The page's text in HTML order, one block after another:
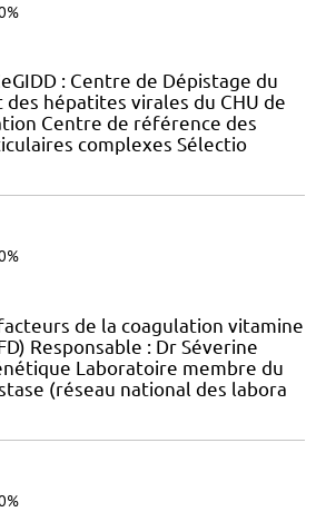
: Centre de Dépistage du
des hépatites virales du CHU de
Centre de référence des
complexes Sélectio
de la coagulation vitamine
Responsable : Dr Séverine
Laboratoire membre du
(réseau national des labora